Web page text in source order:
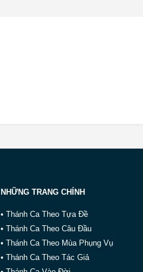
NHỮNG TRANG CHÍNH
• Thánh Ca Theo Tựa Đề
• Thánh Ca Theo Câu Đầu
• Thánh Ca Theo Mùa Phụng Vụ
• Thánh Ca Theo Tác Giả